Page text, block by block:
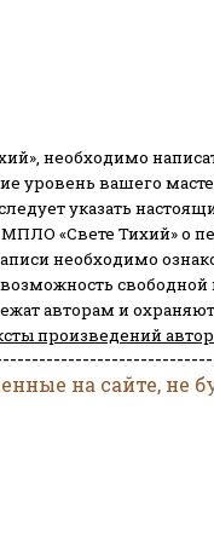
необходимо
уровень вашего
указать
«Свете Тихий» о
необходимо
авторам и
произведений
на сайте, не